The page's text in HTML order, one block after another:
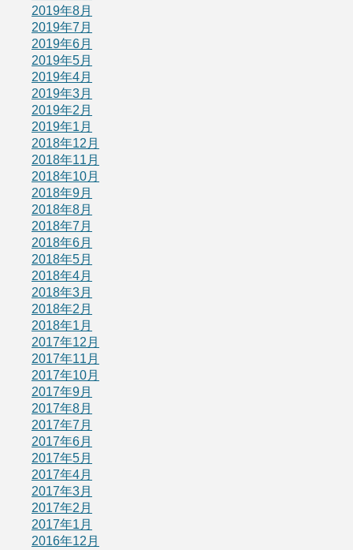
2019年8月
2019年7月
2019年6月
2019年5月
2019年4月
2019年3月
2019年2月
2019年1月
2018年12月
2018年11月
2018年10月
2018年9月
2018年8月
2018年7月
2018年6月
2018年5月
2018年4月
2018年3月
2018年2月
2018年1月
2017年12月
2017年11月
2017年10月
2017年9月
2017年8月
2017年7月
2017年6月
2017年5月
2017年4月
2017年3月
2017年2月
2017年1月
2016年12月